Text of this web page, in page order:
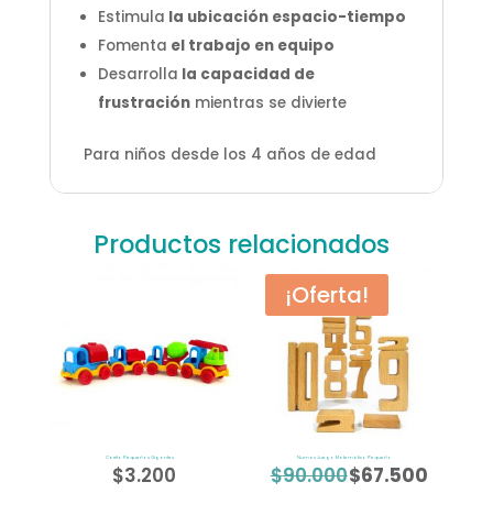
Estimula la ubicación espacio-tiempo
Fomenta el trabajo en equipo
Desarrolla la capacidad de
frustración mientras se divierte
Para niños desde los 4 años de edad
Productos relacionados
Carrito Pequeños Gigantes
$3.200
¡Oferta!
Numax Juego Matemático Pequeño
$90.000 El$67.500El